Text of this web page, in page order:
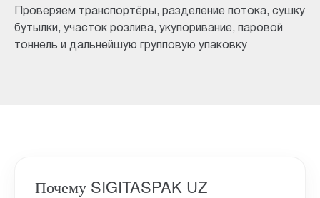
Проверяем транспортёры, разделение потока, сушку
бутылки, участок розлива, укупоривание, паровой
тоннель и дальнейшую групповую упаковку
Почему SIGITASPAK UZ